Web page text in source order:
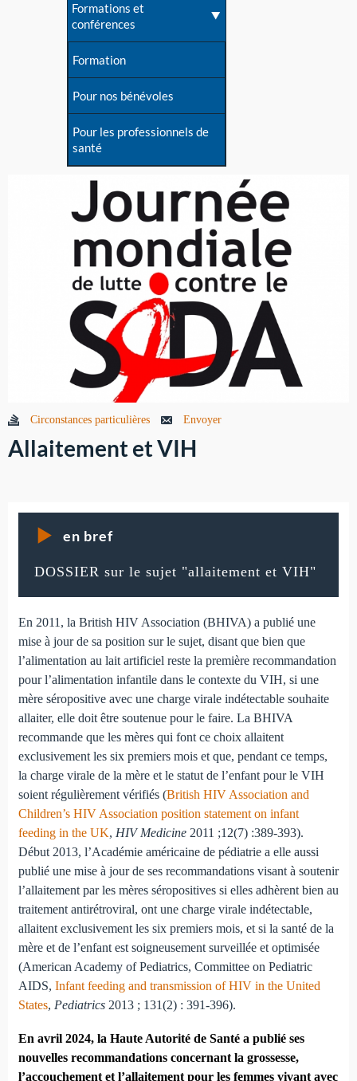
Formations et
conférences
Formation
Pour nos bénévoles
Pour les professionnels de
santé
Circonstances particulières Envoyer
Allaitement et VIH
en bref
DOSSIER sur le sujet "allaitement et VIH"
En 2011, la British HIV Association (BHIVA) a publié une
mise à jour de sa position sur le sujet, disant que bien que
l’alimentation au lait artificiel reste la première recommandation
pour l’alimentation infantile dans le contexte du VIH, si une
mère séropositive avec une charge virale indétectable souhaite
allaiter, elle doit être soutenue pour le faire. La BHIVA
recommande que les mères qui font ce choix allaitent
exclusivement les six premiers mois et que, pendant ce temps,
la charge virale de la mère et le statut de l’enfant pour le VIH
soient régulièrement vérifiés (British HIV Association and
Children’s HIV Association position statement on infant
feeding in the UK, HIV Medicine2011 ;12(7) :389-393).
Début 2013, l’Académie américaine de pédiatrie a elle aussi
publié une mise à jour de ses recommandations visant à soutenir
l’allaitement par les mères séropositives si elles adhèrent bien au
traitement antirétroviral, ont une charge virale indétectable,
allaitent exclusivement les six premiers mois, et si la santé de la
mère et de l’enfant est soigneusement surveillée et optimisée
(American Academy of Pediatrics, Committee on Pediatric
AIDS, Infant feeding and transmission of HIV in the United
States, Pediatrics2013 ; 131(2) : 391-396).
En avril 2024, la Haute Autorité de Santé a publié ses
nouvelles recommandations concernant la grossesse,
l’accouchement et l’allaitement pour les femmes vivant avec